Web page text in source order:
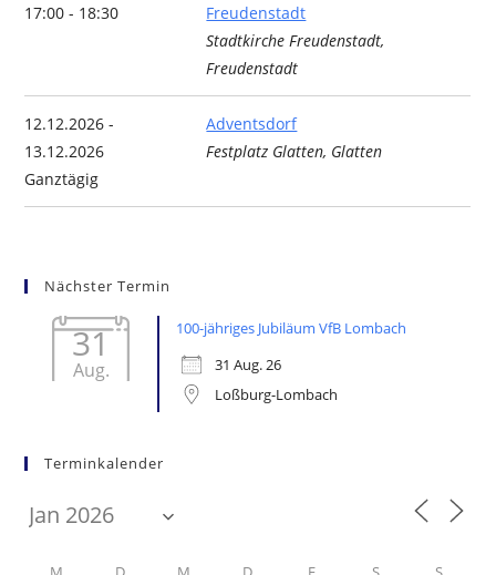
17:00 - 18:30
Freudenstadt
Stadtkirche Freudenstadt,
Freudenstadt
12.12.2026 -
13.12.2026
Ganztägig
Adventsdorf
Festplatz Glatten, Glatten
Nächster Termin
31
Aug.
100-jähriges Jubiläum VfB Lombach
31 Aug. 26
Loßburg-Lombach
Terminkalender